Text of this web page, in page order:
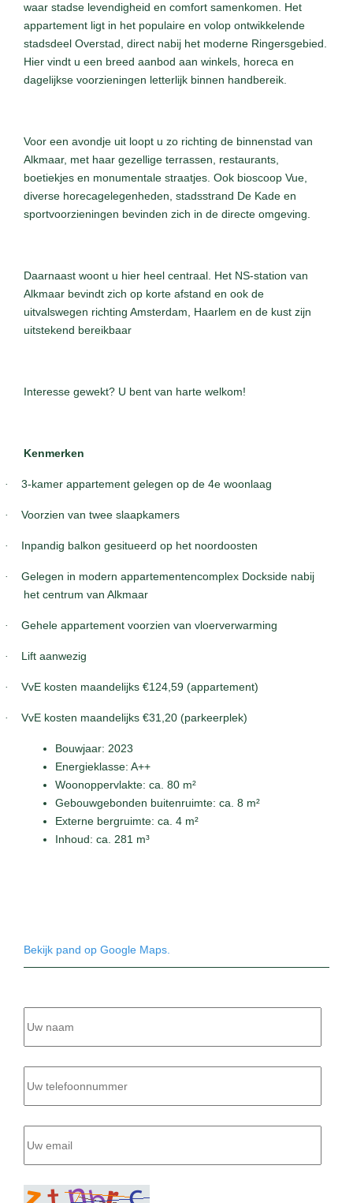
waar stadse levendigheid en comfort samenkomen. Het
appartement ligt in het populaire en volop ontwikkelende
stadsdeel Overstad, direct nabij het moderne Ringersgebied.
Hier vindt u een breed aanbod aan winkels, horeca en
dagelijkse voorzieningen letterlijk binnen handbereik.
Voor een avondje uit loopt u zo richting de binnenstad van
Alkmaar, met haar gezellige terrassen, restaurants,
boetiekjes en monumentale straatjes. Ook bioscoop Vue,
diverse horecagelegenheden, stadsstrand De Kade en
sportvoorzieningen bevinden zich in de directe omgeving.
Daarnaast woont u hier heel centraal. Het NS-station van
Alkmaar bevindt zich op korte afstand en ook de
uitvalswegen richting Amsterdam, Haarlem en de kust zijn
uitstekend bereikbaar
Interesse gewekt? U bent van harte welkom!
Kenmerken
· 3-kamer appartement gelegen op de 4e woonlaag
· Voorzien van twee slaapkamers
· Inpandig balkon gesitueerd op het noordoosten
·
Gelegen in modern appartementencomplex Dockside nabij
het centrum van Alkmaar
· Gehele appartement voorzien van vloerverwarming
· Lift aanwezig
· VvE kosten maandelijks €124,59 (appartement)
· VvE kosten maandelijks €31,20 (parkeerplek)
Bouwjaar: 2023
Energieklasse: A++
Woonoppervlakte: ca. 80 m²
Gebouwgebonden buitenruimte: ca. 8 m²
Externe bergruimte: ca. 4 m²
Inhoud: ca. 281 m³
Bekijk pand op Google Maps.